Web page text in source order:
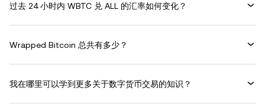
过去 24 小时内 WBTC 兑 ALL 的汇率如何变化？
Wrapped Bitcoin 总共有多少？
我在哪里可以学到更多关于数字货币交易的知识？